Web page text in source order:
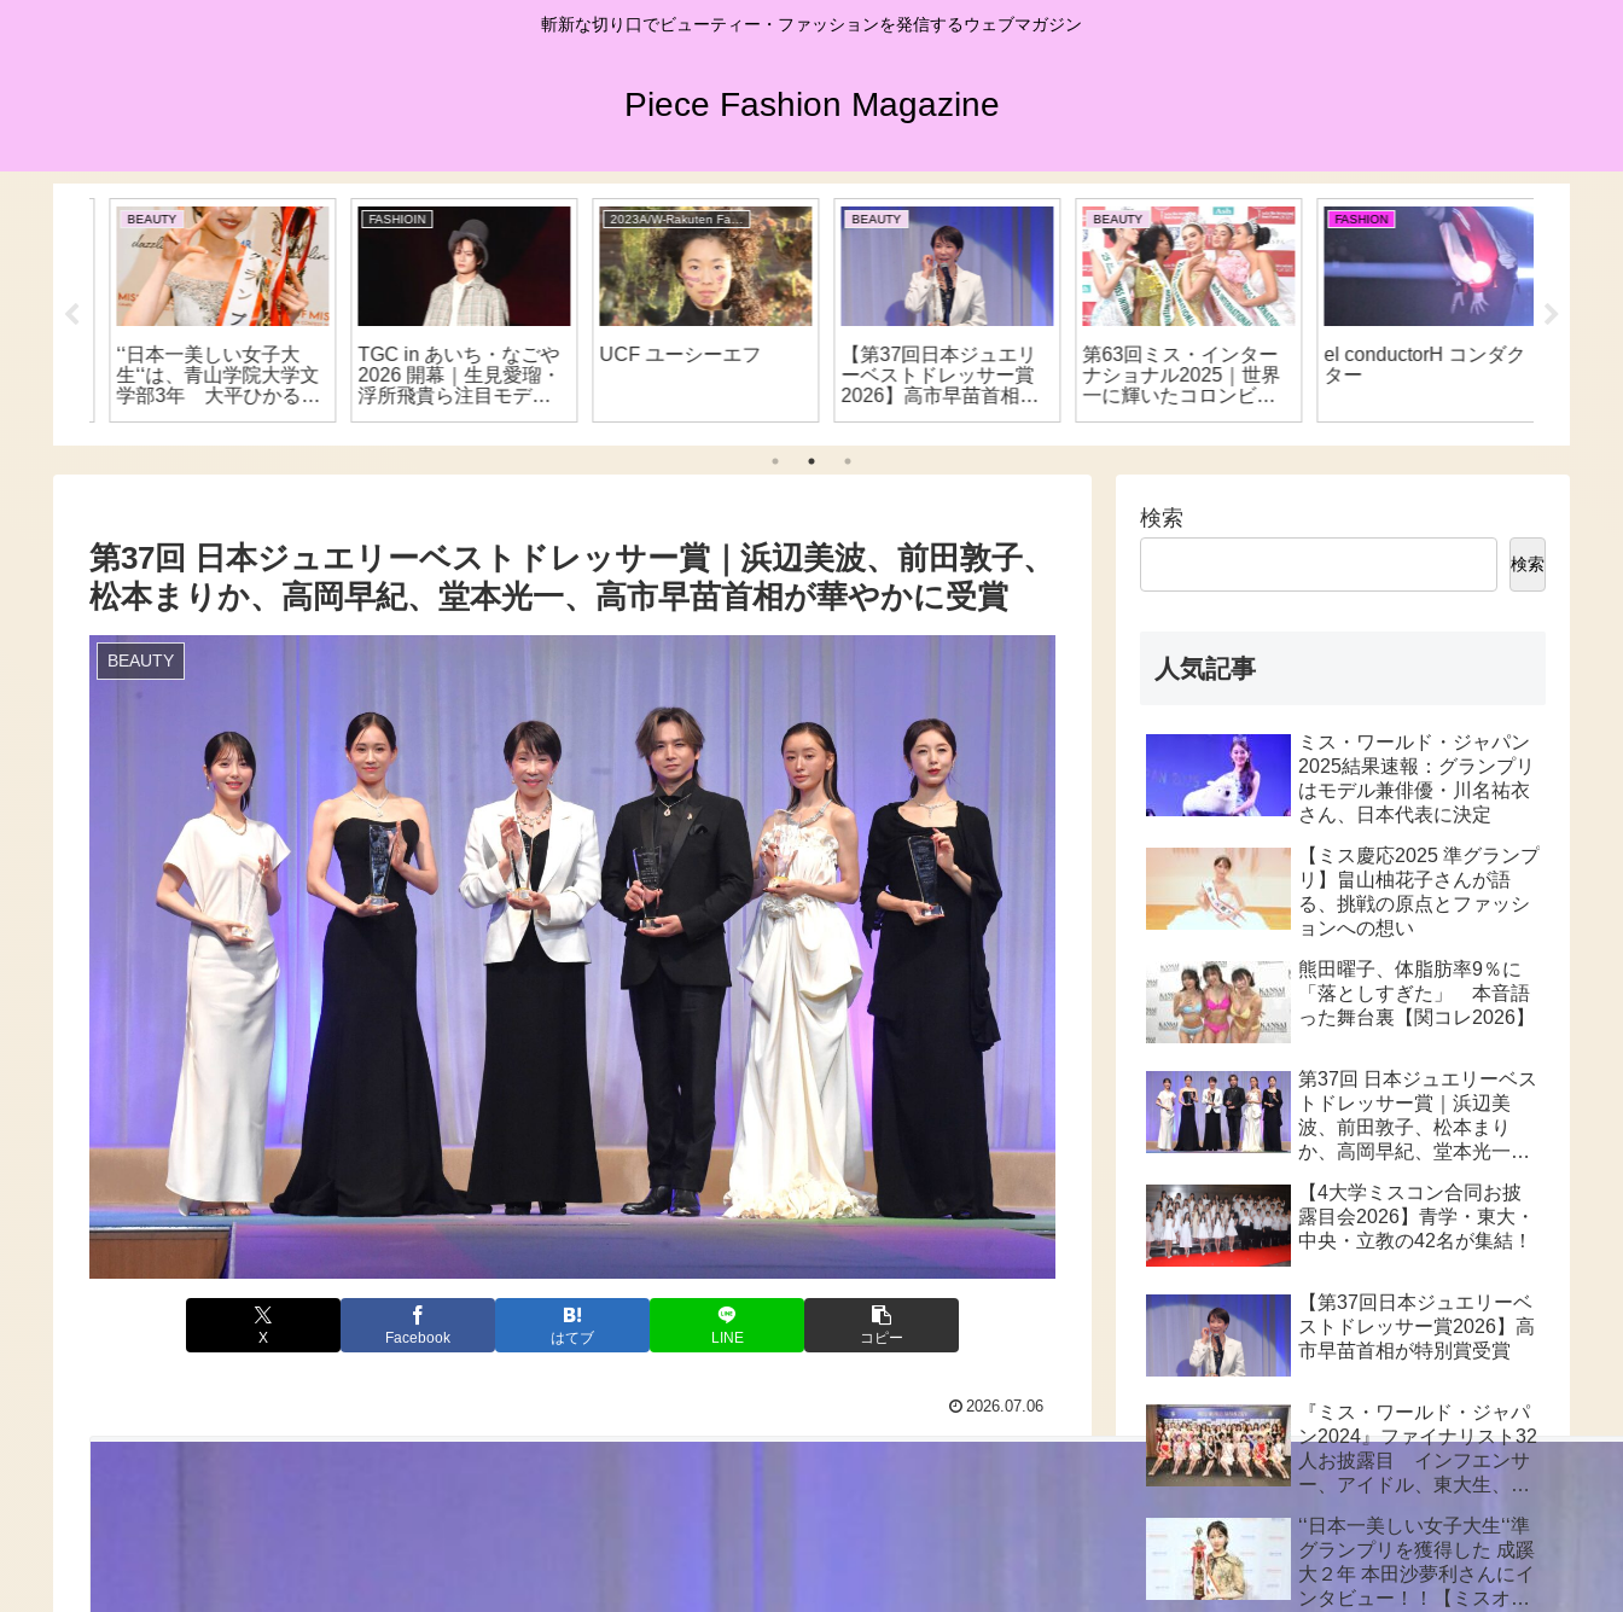
斬新な切り口でビューティー・ファッションを発信するウェブマガジン
Piece Fashion Magazine
BEAUTY
‘‘日本一美しい女子大
生‘‘は、青山学院大学文
学部3年 大平ひかるさ
三冠達成！！
FASHIOIN
TGC in あいち・なごや
2026 開幕｜生見愛瑠・
浮所飛貴ら注目モデル5
2023A/W-Rakuten Fashion Week TOKYO
UCF ユーシーエフ
BEAUTY
【第37回日本ジュエリ
ーベストドレッサー賞
2026】高市早苗首相が
BEAUTY
第63回ミス・インター
ナショナル2025｜世界
一に輝いたコロンビア
FASHION
el conductorH コンダク
ター
第37回 日本ジュエリーベストドレッサー賞｜浜辺美波、前田敦子、
松本まりか、高岡早紀、堂本光一、高市早苗首相が華やかに受賞
BEAUTY
X Facebook はてブ LINE コピー
2026.07.06
検索
検索
人気記事
ミス・ワールド・ジャパン
2025結果速報：グランプリ
はモデル兼俳優・川名祐衣
さん、日本代表に決定
【ミス慶応2025 準グランプ
リ】畠山柚花子さんが語
る、挑戦の原点とファッシ
ョンへの想い
熊田曜子、体脂肪率9％に
「落としすぎた」 本音語
った舞台裏【関コレ2026】
第37回 日本ジュエリーベス
トドレッサー賞｜浜辺美
波、前田敦子、松本まり
か、高岡早紀、堂本光一、
賞
【4大学ミスコン合同お披
露目会2026】青学・東大・
中央・立教の42名が集結！
【第37回日本ジュエリーベ
ストドレッサー賞2026】高
市早苗首相が特別賞受賞
『ミス・ワールド・ジャパ
ン2024』ファイナリスト32
人お披露目 インフエンサ
ー、アイドル、東大生、俳
頂点は、誰なのか？
‘‘日本一美しい女子大生‘‘準
グランプリを獲得した 成蹊
大２年 本田沙夢利さんにイ
ンタビュー！！【ミスオブ